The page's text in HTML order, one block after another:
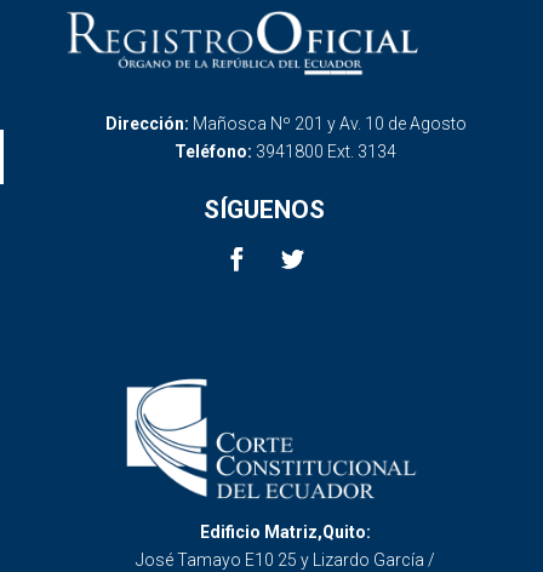
Dirección: Mañosca Nº 201 y Av. 10 de Agosto
Teléfono: 3941800 Ext. 3134
SÍGUENOS
Edificio Matriz,Quito:
José Tamayo E10 25 y Lizardo García /